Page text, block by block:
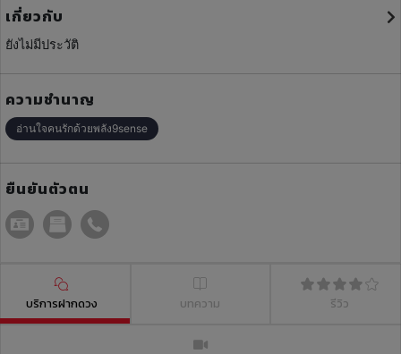
เกี่ยวกับ
ยังไม่มีประวัติ
ความชำนาญ
อ่านใจคนรักด้วยพลัง9sense
ยืนยันตัวตน
บริการฝากดวง บทความ รีวิว